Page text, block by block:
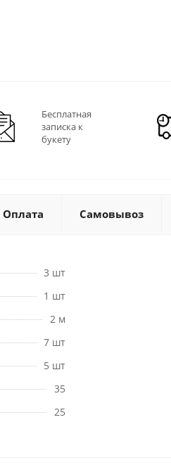
Бесплатная
записка к
букету
Оплата Самовывоз
3 шт
1 шт
2 м
7 шт
5 шт
35
25